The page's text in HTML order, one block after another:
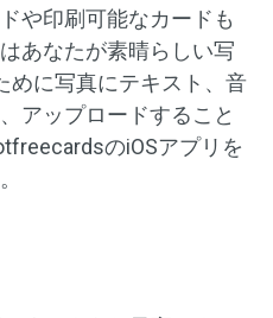
や印刷可能なカードも
あなたが素晴らしい写
めに写真にテキスト、音
アップロードすること
のiOSアプリを